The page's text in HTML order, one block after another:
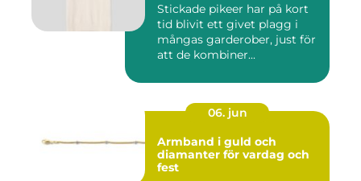
Stickade pikeer har på kort
tid blivit ett givet plagg i
mångas garderober, just för
att de kombiner...
06. jun
Armband i guld och
diamanter för vardag och
fest